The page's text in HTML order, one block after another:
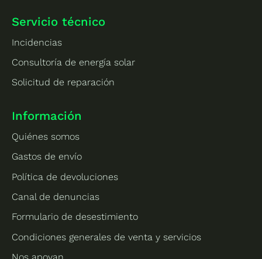
Servicio técnico
Incidencias
Consultoría de energía solar
Solicitud de reparación
Información
Quiénes somos
Gastos de envío
Política de devoluciones
Canal de denuncias
Formulario de desestimiento
Condiciones generales de venta y servicios